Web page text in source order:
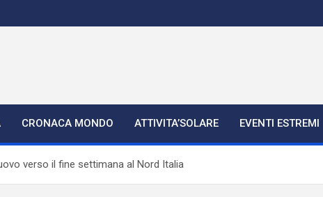
CRONACA MONDO ATTIVITA’SOLARE EVENTI ESTREMI
verso il fine settimana al Nord Italia